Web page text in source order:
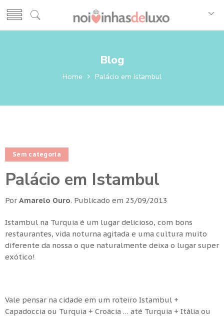
Blog
Home Palácio em Istambul
Sem categoria
Palácio em Istambul
Por Amarelo Ouro. Publicado em 25/09/2013
Istambul na Turquia é um lugar delicioso, com bons
restaurantes, vida noturna agitada e uma cultura muito
diferente da nossa o que naturalmente deixa o lugar super
exótico!
Vale pensar na cidade em um roteiro Istambul +
Capadoccia ou Turquia + Croácia … até Turquia + Itália ou